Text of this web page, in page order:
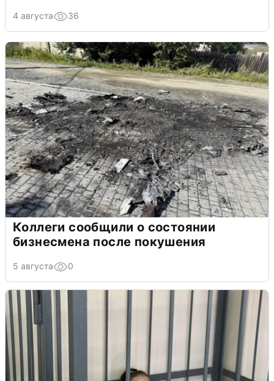
4 августа 36
Коллеги сообщили о состоянии
бизнесмена после покушения
5 августа 0